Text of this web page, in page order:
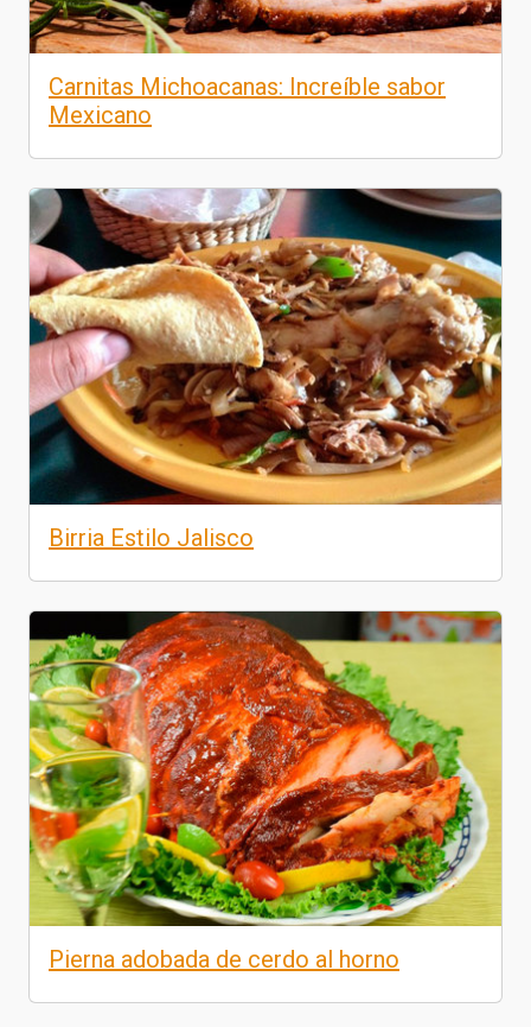
Carnitas Michoacanas: Increíble sabor
Mexicano
Birria Estilo Jalisco
Pierna adobada de cerdo al horno